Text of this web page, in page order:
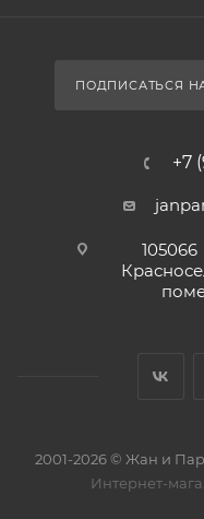
ПОДПИСАТЬСЯ
+7
2001-2026 © Жан и
Интернет-